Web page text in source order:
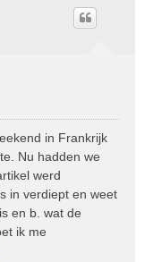
in Frankrijk
Nu hadden we
werd
in verdiept en weet
en b. wat de
ik me